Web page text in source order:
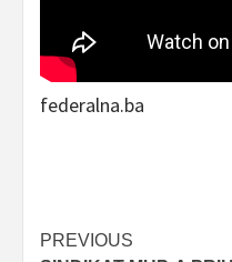
federalna.ba
Post
PREVIOUS